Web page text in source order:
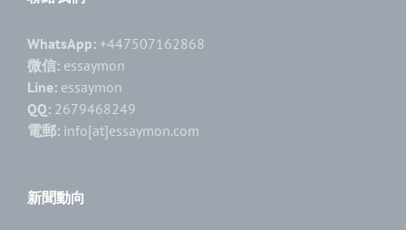
WhatsApp: +447507162868
微信: essaymon
Line: essaymon
QQ: 2679468249
電郵: info[at]essaymon.com
新聞動向